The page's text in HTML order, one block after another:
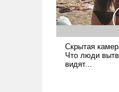
перед Китаем.